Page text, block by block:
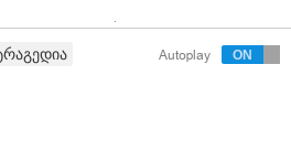
კიდევ ერთი ცხედარი
განცხადებით,
სალიკვიდაციო
Autoplay